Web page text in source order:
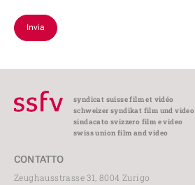
obbligatorio
syndicat suisse film et vidéo
schweizer syndikat film und video
sindacato svizzero film e video
swiss union film and video
CONTATTO
Zeughausstrasse 31, 8004 Zurigo